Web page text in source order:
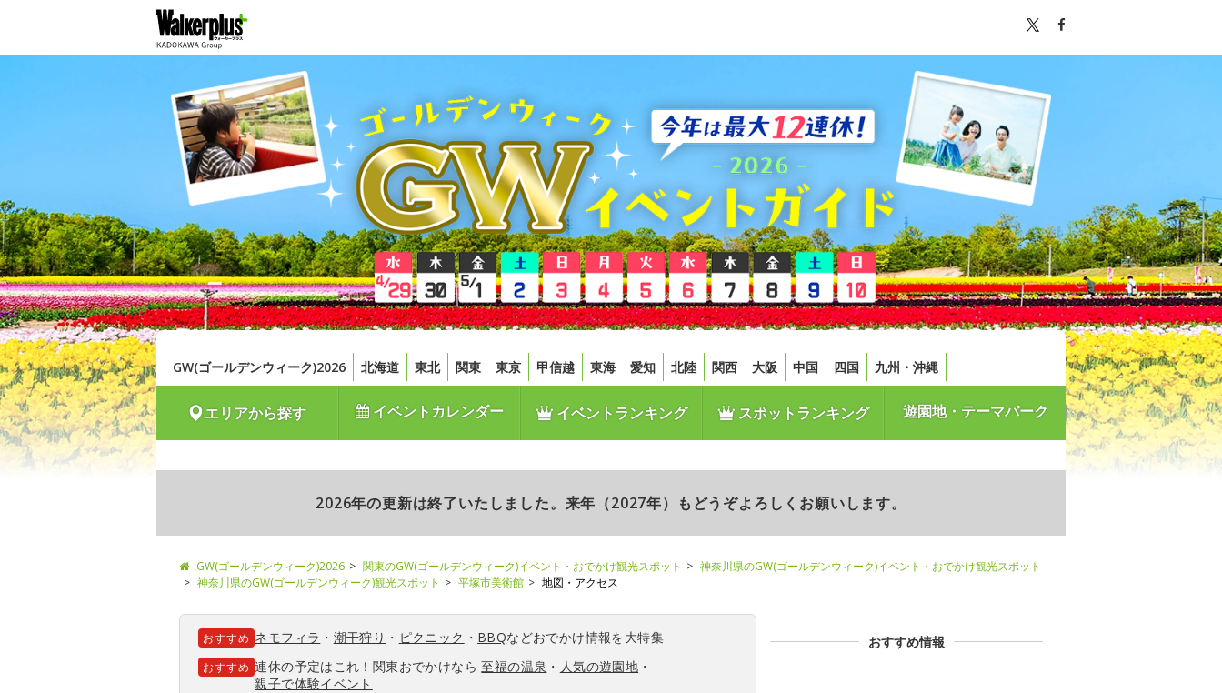
GW(ゴールデンウィーク)2026 北海道 東北 関東 東京 甲信越 東海 愛知 北陸 関西 大阪 中国 四国 九州・沖縄
エリアから探す イベントカレンダー イベントランキング スポットランキング 遊園地・テーマパーク
2026年の更新は終了いたしました。来年（2027年）もどうぞよろしくお願いします。
GW(ゴールデンウィーク)2026 関東のGW(ゴールデンウィーク)イベント・おでかけ観光スポット
神奈川県のGW(ゴールデンウィーク)イベント・おでかけ観光スポット
神奈川県のGW(ゴールデンウィーク)観光スポット
平塚市美術館 地図・アクセス
おすすめ ネモフィラ ・ 潮干狩り ・ ピクニック ・ BBQなどおでかけ情報を大特集
おすすめ 連休の予定はこれ！関東おでかけなら至福の温泉 ・ 人気の遊園地 ・
親子で体験イベント
おすすめ情報